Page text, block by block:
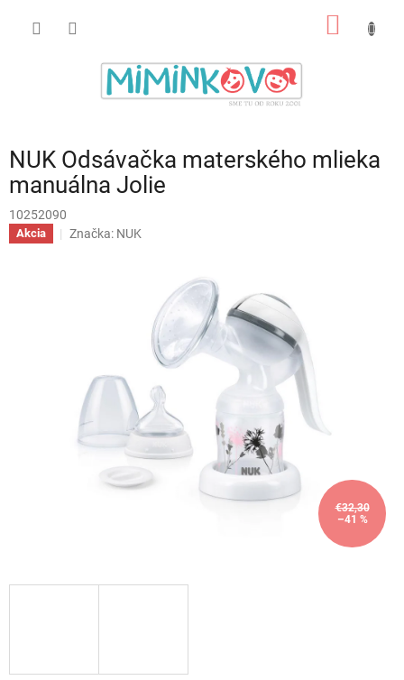
NUK Odsávačka materského mlieka
manuálna Jolie
10252090
Akcia Značka: NUK
€32,30
–41 %